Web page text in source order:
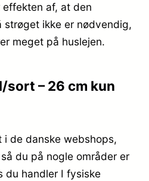
af, at den
strøget ikke er nødvendig,
meget på huslejen.
sort – 26 cm kun
de danske webshops,
du på nogle områder er
du handler I fysiske